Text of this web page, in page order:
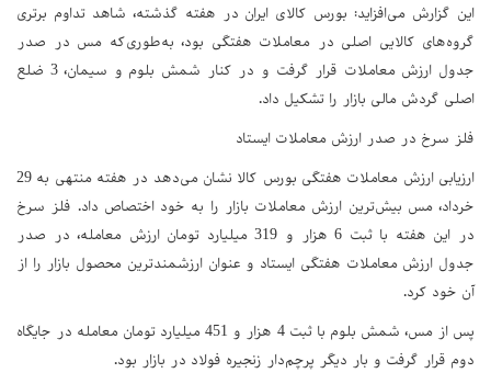
این گزارش می‌افزاید: بورس کالای ایران در هفته گذشته، شاهد تداوم برتری
گروه‌های کالایی اصلی در معاملات هفتگی بود، به‌طوری‌که مس در صدر
جدول ارزش معاملات قرار گرفت و در کنار شمش بلوم و سیمان، 3 ضلع
اصلی گردش مالی بازار را تشکیل داد.
فلز سرخ در صدر ارزش معاملات ایستاد
ارزیابی ارزش معاملات هفتگی بورس کالا نشان می‌دهد در هفته منتهی به 29
خرداد، مس بیش‌ترین ارزش معاملات بازار را به خود اختصاص داد. فلز سرخ
در این هفته با ثبت 6 هزار و 319 میلیارد تومان ارزش معامله، در صدر
جدول ارزش معاملات هفتگی ایستاد و عنوان ارزشمندترین محصول بازار را از
آن خود کرد.
پس از مس، شمش بلوم با ثبت 4 هزار و 451 میلیارد تومان معامله در جایگاه
دوم قرار گرفت و بار دیگر پرچم‌دار زنجیره فولاد در بازار بود.